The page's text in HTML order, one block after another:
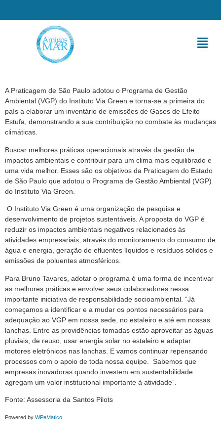
A Praticagem de São Paulo adotou o Programa de Gestão
Ambiental (VGP) do Instituto Via Green e torna-se a primeira do
país a elaborar um inventário de emissões de Gases de Efeito
Estufa, demonstrando a sua contribuição no combate às mudanças
climáticas.
Buscar melhores práticas operacionais através da gestão de
impactos ambientais e contribuir para um clima mais equilibrado e
uma vida melhor. Esses são os objetivos da Praticagem do Estado
de São Paulo que adotou o Programa de Gestão Ambiental (VGP)
do Instituto Via Green.
O Instituto Via Green é uma organização de pesquisa e
desenvolvimento de projetos sustentáveis. A proposta do VGP é
reduzir os impactos ambientais negativos relacionados às
atividades empresariais, através do monitoramento do consumo de
água e energia, geração de efluentes líquidos e resíduos sólidos e
emissões de poluentes atmosféricos.
Para Bruno Tavares, adotar o programa é uma forma de incentivar
as melhores práticas e envolver seus colaboradores nessa
importante iniciativa de responsabilidade socioambiental. “Já
começamos a identificar e a mudar os pontos necessários para
adequação ao VGP em nossa sede, no estaleiro e até em nossas
lanchas. Entre as providências tomadas estão aproveitar as águas
pluviais, de reuso, usar energia solar no estaleiro e adaptar
motores eletrônicos nas lanchas. E vamos continuar repensando
processos com o apoio de toda nossa equipe. Sabemos que
empresas inovadoras quando investem em sustentabilidade
agregam um valor institucional importante à atividade”.
Fonte: Assessoria da Santos Pilots
Powered by WPeMatico